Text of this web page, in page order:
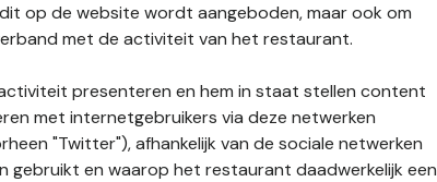
op de website wordt aangeboden, maar ook om
met de activiteit van het restaurant.
presenteren en hem in staat stellen content
met internetgebruikers via deze netwerken
"Twitter"), afhankelijk van de sociale netwerken
en waarop het restaurant daadwerkelijk een